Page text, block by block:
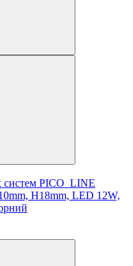
систем PICO_LINE
H18mm, LED 12W,